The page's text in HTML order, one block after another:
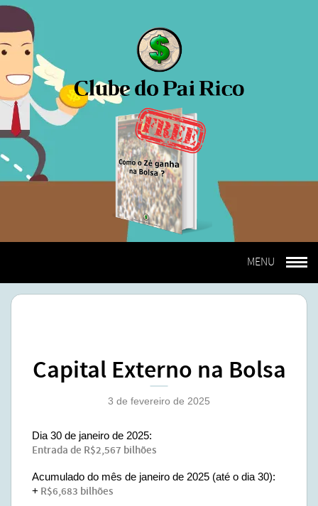
Capital Externo na Bolsa
3 de fevereiro de 2025
Dia 30 de janeiro de 2025:
Entrada de R$2,567 bilhões
Acumulado do mês de janeiro de 2025 (até o dia 30):
+ R$6,683 bilhões